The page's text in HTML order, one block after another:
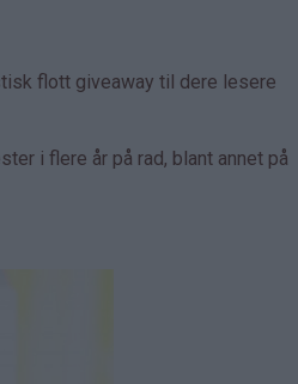
flott giveaway til dere lesere
i flere år på rad, blant annet på